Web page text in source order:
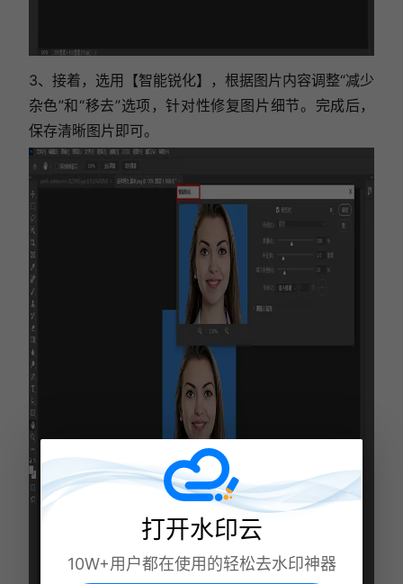
3、接着，选用【智能锐化】，根据图片内容调整“减少
杂色”和“移去”选项，针对性修复图片细节。完成后，
保存清晰图片即可。
打开水印云
10W+用户都在使用的轻松去水印神器